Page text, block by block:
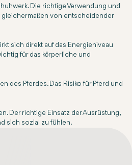
Die richtige Verwendung und
gleichermaßen von entscheidender
sich direkt auf das Energieniveau
für das körperliche und
des Pferdes. Das Risiko für Pferd und
Der richtige Einsatz der Ausrüstung,
sich sozial zu fühlen.